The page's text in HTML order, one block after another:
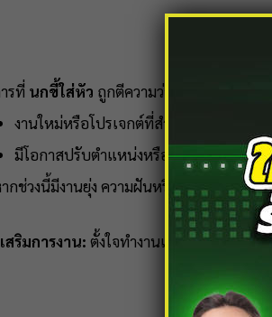
รที่ นกขี้ใส่หัว ถูกตีความว่าเป็นสัญญาณว่า
งานใหม่หรือโปรเจกต์ที่สำคัญจะเข้ามา
มีโอกาสปรับตำแหน่งหรือได้รับคำชมจาก
กช่วงนี้มีงานยุ่ง ความฝันหรือลางนี้เตือนให้
สริมการงาน: ตั้งใจทำงานและสังเกตโอกา